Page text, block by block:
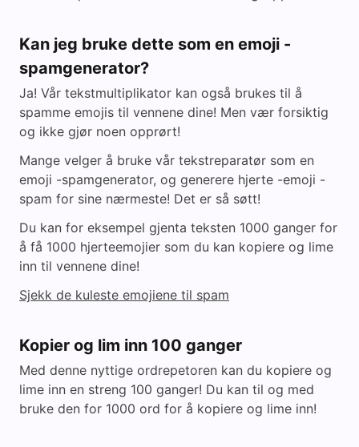
Kan jeg bruke dette som en emoji -
spamgenerator?
Ja! Vår tekstmultiplikator kan også brukes til å
spamme emojis til vennene dine! Men vær forsiktig
og ikke gjør noen opprørt!
Mange velger å bruke vår tekstreparatør som en
emoji -spamgenerator, og generere hjerte -emoji -
spam for sine nærmeste! Det er så søtt!
Du kan for eksempel gjenta teksten 1000 ganger for
å få 1000 hjerteemojier som du kan kopiere og lime
inn til vennene dine!
Sjekk de kuleste emojiene til spam
Kopier og lim inn 100 ganger
Med denne nyttige ordrepetoren kan du kopiere og
lime inn en streng 100 ganger! Du kan til og med
bruke den for 1000 ord for å kopiere og lime inn!